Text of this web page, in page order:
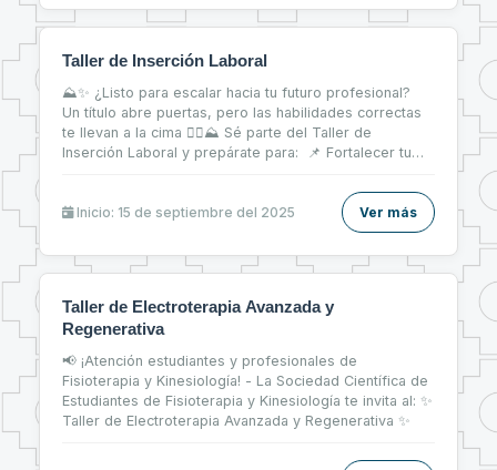
Taller de Inserción Laboral
⛰✨ ¿Listo para escalar hacia tu futuro profesional?
Un título abre puertas, pero las habilidades correctas
te llevan a la cima 🧗‍♀⛰ Sé parte del Taller de
Inserción Laboral y prepárate para: 📌 Fortalecer tu
primeros pasos firmes en el mercado laboral 💼
Inicio: 15 de septiembre del 2025
Ver más
Taller de Electroterapia Avanzada y
Regenerativa
📢 ¡Atención estudiantes y profesionales de
Fisioterapia y Kinesiología! - La Sociedad Científica de
Estudiantes de Fisioterapia y Kinesiología te invita al: ✨
Taller de Electroterapia Avanzada y Regenerativa ✨